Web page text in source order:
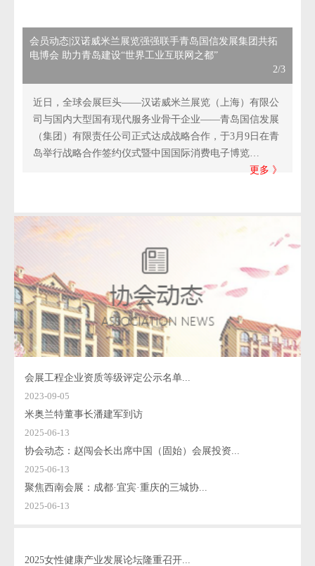
会员动态|汉诺威米兰展览强强联手青岛国信发展集团共拓
电博会 助力青岛建设“世界工业互联网之都”
2/3
近日，全球会展巨头——汉诺威米兰展览（上海）有限公
司与国内大型国有现代服务业骨干企业——青岛国信发展
（集团）有限责任公司正式达成战略合作，于3月9日在青
岛举行战略合作签约仪式暨中国国际消费电子博览…
更多 》
会展工程企业资质等级评定公示名单...
2023-09-05
米奥兰特董事长潘建军到访
2025-06-13
协会动态：赵闯会长出席中国（固始）会展投资...
2025-06-13
聚焦西南会展：成都·宜宾·重庆的三城协...
2025-06-13
2025女性健康产业发展论坛隆重召开...